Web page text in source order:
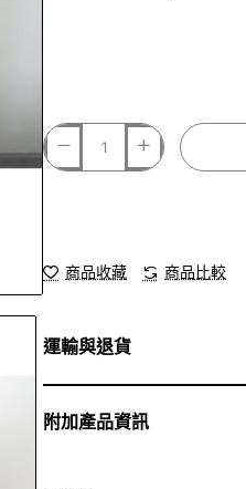
商品收藏 商品比較
運輸與退貨
附加產品資訊